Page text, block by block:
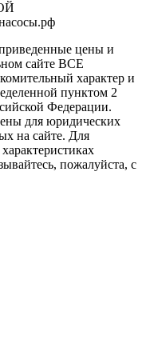
цены и
сайте ВСЕ
характер и
пунктoм 2
Федерации.
для юридических
на сайте. Для
пожалуйста, с